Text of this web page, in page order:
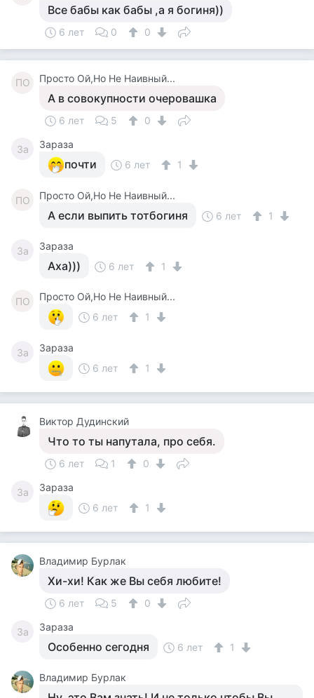
Все бабы как бабы ,а я богиня))
6 лет 0 0
ПО Просто Ой,Но Не Наивный...
А в совокупности очеровашка
6 лет 5 0
За Зараза
почти 6 лет 1
ПО Просто Ой,Но Не Наивный...
А если выпить тотбогиня 6 лет 1
За Зараза
Аха))) 6 лет 1
ПО
Просто Ой,Но Не Наивный...
6 лет
1
За
Зараза
6 лет
1
Виктор Дудинский
Что то ты напутала, про себя.
6 лет 1 0
За
Зараза
6 лет
1
Владимир Бурлак
Хи-хи! Как же Вы себя любите!
6 лет 5 0
За Зараза
Особенно сегодня 6 лет 1
Владимир Бурлак